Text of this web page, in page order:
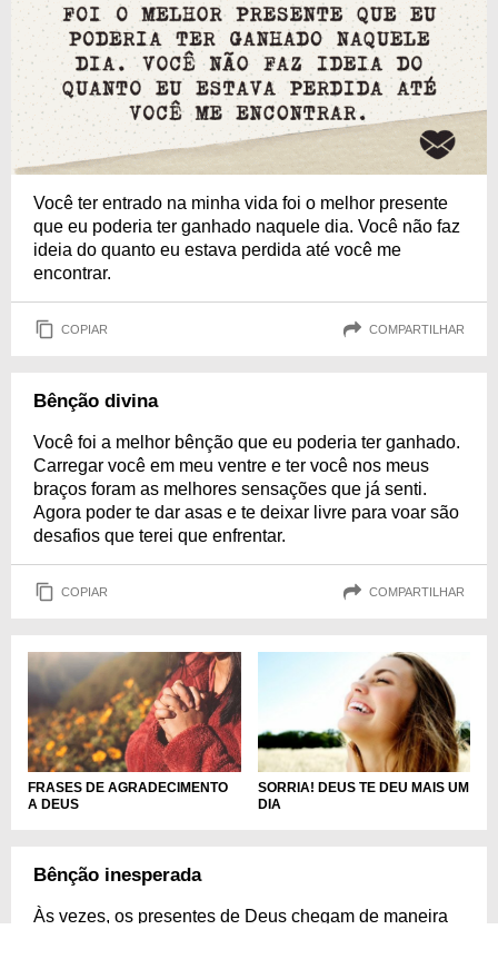
Você ter entrado na minha vida foi o melhor presente
que eu poderia ter ganhado naquele dia. Você não faz
ideia do quanto eu estava perdida até você me
encontrar.
COPIAR COMPARTILHAR
Bênção divina
Você foi a melhor bênção que eu poderia ter ganhado.
Carregar você em meu ventre e ter você nos meus
braços foram as melhores sensações que já senti.
Agora poder te dar asas e te deixar livre para voar são
desafios que terei que enfrentar.
COPIAR COMPARTILHAR
FRASES DE AGRADECIMENTO
A DEUS
SORRIA! DEUS TE DEU MAIS UM
DIA
Bênção inesperada
Às vezes, os presentes de Deus chegam de maneira